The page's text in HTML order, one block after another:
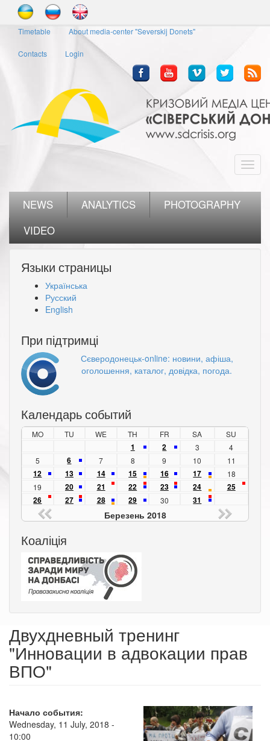
Timetable About media-center "Severskij Donets"
Contacts Login
NEWS ANALYTICS
PHOTOGRAPHY
VIDEO
Языки страницы
Українська
Русский
English
При підтримці
Сєверодонецьк-online: новини, афіша,
оголошення, каталог, довідка, погода.
Календарь событий
MO TU WE TH FR SA SU
1 2 3
4
5
6 7 8 9 10 11
12 13 14 15 16 17
18
19
20 21 22 23 24
25
26
27 28 29 30 31
Березень 2018
Коаліція
Двухдневный тренинг
"Инновации в адвокации прав
ВПО"
Начало события:
Wednesday, 11 July, 2018 -
10:00